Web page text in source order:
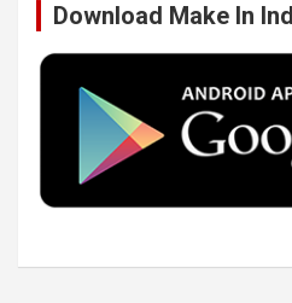
o
k
r
Download Make In